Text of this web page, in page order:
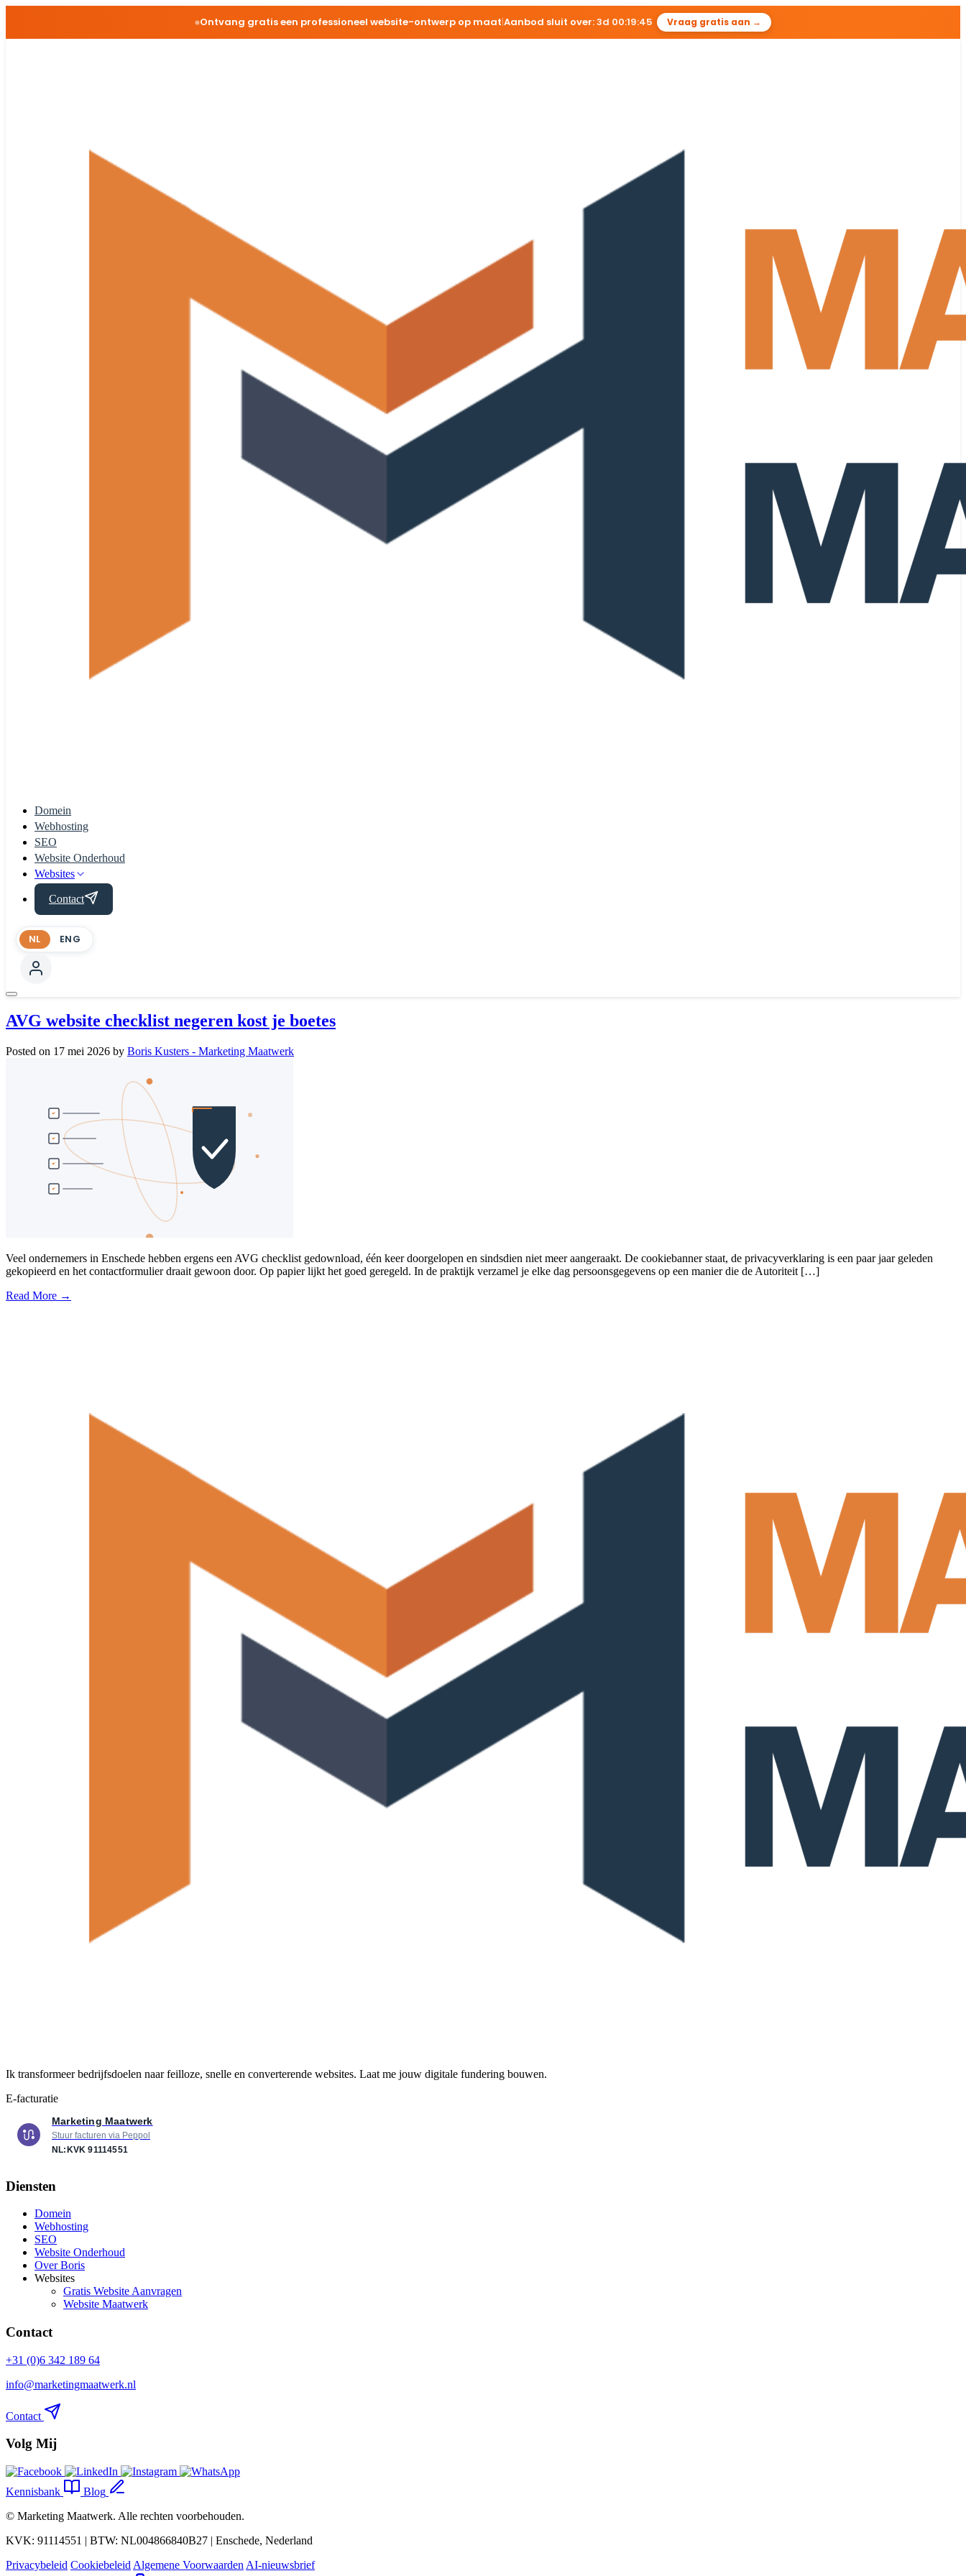
Ontvang gratis een professioneel website-ontwerp op maat|Aanbod sluit over:3d 00:19:44 Vraag gratis aan →
Domein
Webhosting
SEO
Website Onderhoud
Websites
Contact
NL ENG
AVG website checklist negeren kost je boetes
Posted on 17 mei 2026 by Boris Kusters - Marketing Maatwerk
Veel ondernemers in Enschede hebben ergens een AVG checklist gedownload, één keer doorgelopen en sindsdien niet meer aangeraakt. De cookiebanner staat, de privacyverklaring is een paar jaar geleden
gekopieerd en het contactformulier draait gewoon door. Op papier lijkt het goed geregeld. In de praktijk verzamel je elke dag persoonsgegevens op een manier die de Autoriteit […]
Read More →
Ik transformeer bedrijfsdoelen naar feilloze, snelle en converterende websites. Laat me jouw digitale fundering bouwen.
E-facturatie
Marketing Maatwerk
Stuur facturen via Peppol
NL:KVK 91114551
Diensten
Domein
Webhosting
SEO
Website Onderhoud
Over Boris
Websites
Gratis Website Aanvragen
Website Maatwerk
Contact
+31 (0)6 342 189 64
info@marketingmaatwerk.nl
Contact
Volg Mij
Kennisbank
Blog
© Marketing Maatwerk. Alle rechten voorbehouden.
KVK: 91114551 | BTW: NL004866840B27 | Enschede, Nederland
Privacybeleid Cookiebeleid Algemene Voorwaarden AI-nieuwsbrief